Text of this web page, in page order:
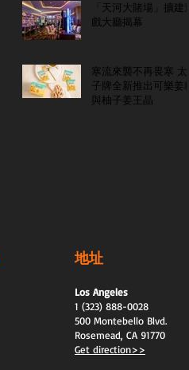
「天河大賭場」擴建遊
戲大廳揭幕
寒流來襲不再畏寒 太
子牌全新推出可樂姜糖
與柚子姜王晶
地址
Los Angeles
1 (323) 888-0028
500 Montebello Blvd.
Rosemead, CA 91770
Get direction>>